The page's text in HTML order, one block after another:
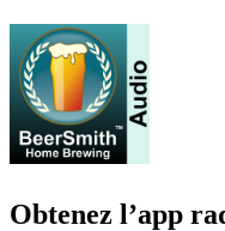
Obtenez l’app